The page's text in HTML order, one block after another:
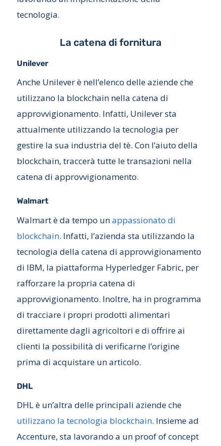
tecnologia.
La catena di fornitura
Unilever
Anche Unilever è nell’elenco delle aziende che
utilizzano la blockchain nella catena di
approvvigionamento. Infatti, Unilever sta
attualmente utilizzando la tecnologia per
gestire la sua industria del tè. Con l’aiuto della
blockchain, traccerà tutte le transazioni nella
catena di approvvigionamento.
Walmart
Walmart è da tempo unappassionato di
blockchain. Infatti, l’azienda sta utilizzando la
tecnologia della catena di approvvigionamento
di IBM, la piattaforma Hyperledger Fabric, per
rafforzare la propria catena di
approvvigionamento. Inoltre, ha in programma
di tracciare i propri prodotti alimentari
direttamente dagli agricoltori e di offrire ai
clienti la possibilità di verificarne l’origine
prima di acquistare un articolo.
DHL
DHL è un’altra delle principali aziende che
utilizzano la tecnologia blockchain. Insieme ad
Accenture, sta lavorando a un proof of concept